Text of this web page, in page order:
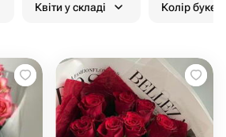
Квіти у складі Колір